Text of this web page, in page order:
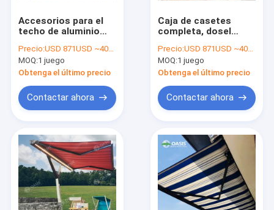
Accesorios para el
techo de aluminio
Precio:USD 871USD ~4000USD or more based on the sizes
MOQ:1 juego
Obtenga el último precio
Contactar ahora
Caja de casetes
completa, dosel
toldo retráctil,
ángulo ajustable.
Precio:USD 871USD ~4000USD or more based on the sizes
MOQ:1 juego
Obtenga el último precio
Contactar ahora